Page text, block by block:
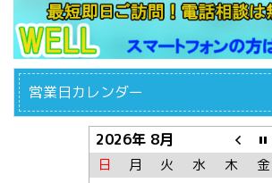
営業日カレンダー
2026年 8月
日 月 火 水 木 金